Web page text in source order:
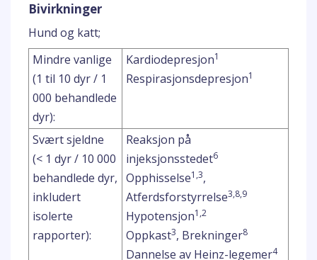
Bivirkninger
Hund og katt;
Mindre vanlige
(1 til 10 dyr / 1
000 behandlede
dyr):
Kardiodepresjon1
Respirasjonsdepresjon1
Svært sjeldne
(< 1 dyr / 10 000
behandlede dyr,
inkludert
isolerte
rapporter):
Reaksjon på
injeksjonsstedet6
Opphisselse1,3,
Atferdsforstyrrelse3,8,9
Hypotensjon1,2
Oppkast3, Brekninger8
Dannelse av Heinz-legemer4